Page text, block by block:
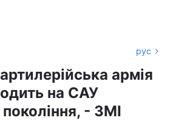
рус
армія
на САУ
- ЗМІ